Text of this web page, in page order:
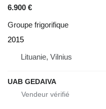
6.900 €
Groupe frigorifique
2015
Lituanie, Vilnius
UAB GEDAIVA